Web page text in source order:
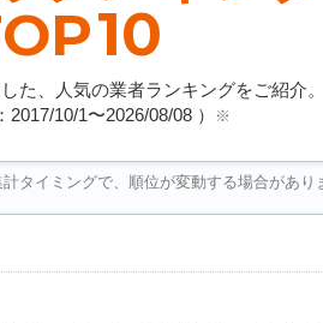
10
た、人気の業者ランキングをご紹介。
2017/10/1〜2026/08/08） ※
タイミングで、順位が変動する場合があり